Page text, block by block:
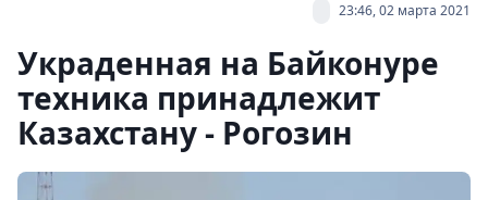
23:46, 02 марта 2021
Украденная на Байконуре
техника принадлежит
Казахстану - Рогозин